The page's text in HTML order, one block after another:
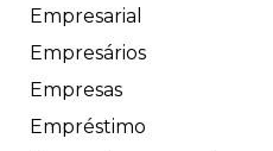
Empresarial
Empresários
Empresas
Empréstimo